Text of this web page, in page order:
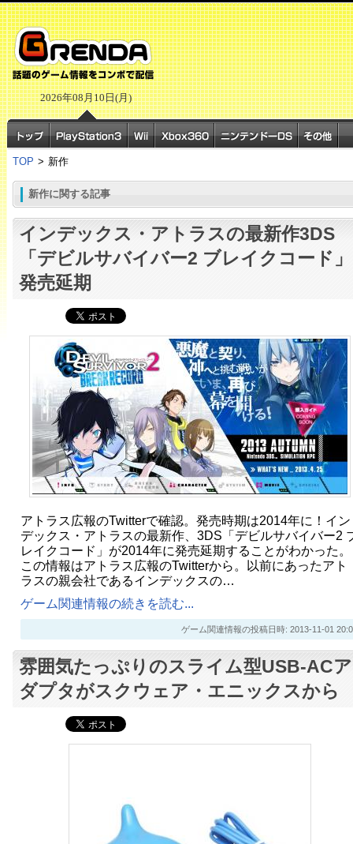
2026年08月10日(月)
TOP > 新作
新作に関する記事
インデックス・アトラスの最新作3DS
「デビルサバイバー2 ブレイクコード」
発売延期
アトラス広報のTwitterで確認。発売時期は2014年に！イン
デックス・アトラスの最新作、3DS「デビルサバイバー2
レイクコード」が2014年に発売延期することがわかった。
この情報はアトラス広報のTwitterから。以前にあったアト
ラスの親会社であるインデックスの…
ゲーム関連情報の続きを読む...
ゲーム関連情報の投稿日時: 2013-11-01
雰囲気たっぷりのスライム型USB-ACア
ダプタがスクウェア・エニックスから